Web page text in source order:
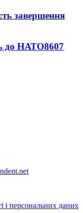
завершення
до НАТО8607
і персональних даних